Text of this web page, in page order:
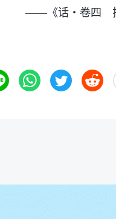
——《话・卷四 揭